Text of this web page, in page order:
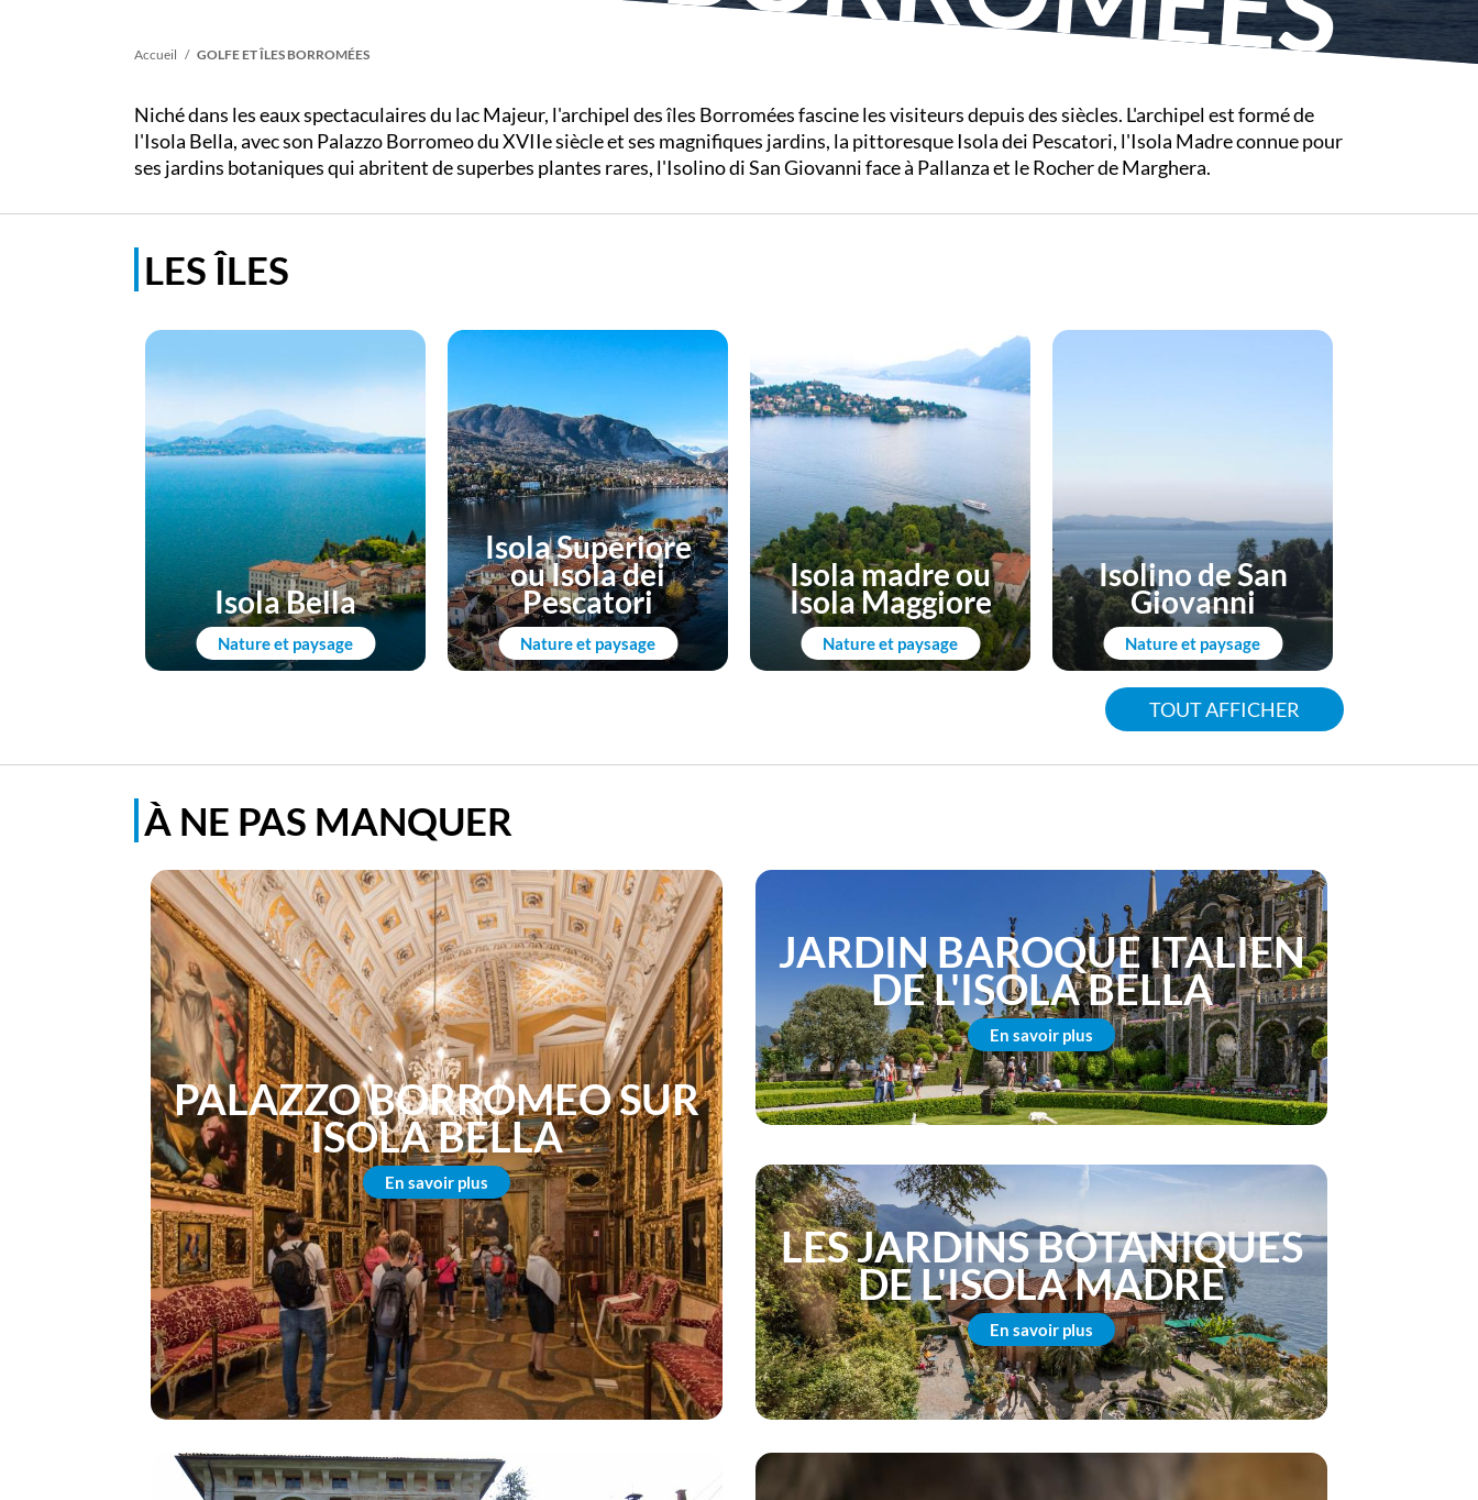
Fil
d'Ariane
Accueil GOLFE ET ÎLES BORROMÉES
Niché dans les eaux spectaculaires du lac Majeur, l'archipel des îles Borromées fascine les visiteurs depuis des siècles. L'archipel est formé de
l'Isola Bella, avec son Palazzo Borromeo du XVIIe siècle et ses magnifiques jardins, la pittoresque Isola dei Pescatori, l'Isola Madre connue pour
ses jardins botaniques qui abritent de superbes plantes rares, l'Isolino di San Giovanni face à Pallanza et le Rocher de Marghera.
LES ÎLES
Nature et paysage
Isola Bella
Nature et paysage
Isola Superiore
ou Isola dei
Pescatori
Nature et paysage
Isola madre ou
Isola Maggiore
Nature et paysage
Isolino de San
Giovanni
TOUT AFFICHER
À NE PAS MANQUER
PALAZZO BORROMEO SUR
ISOLA BELLA
En savoir plus
JARDIN BAROQUE ITALIEN
DE L'ISOLA BELLA
En savoir plus
LES JARDINS BOTANIQUES
DE L'ISOLA MADRE
En savoir plus